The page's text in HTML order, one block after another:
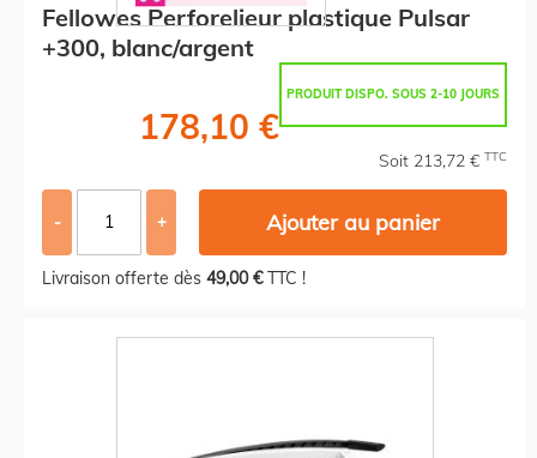
Fellowes Perforelieur plastique Pulsar
+300, blanc/argent
PRODUIT DISPO. SOUS 2-10 JOURS
178,10 €
Soit 213,72 € TTC
- + Ajouter au panier
Livraison offerte dès 49,00 €TTC !